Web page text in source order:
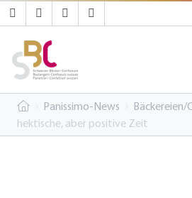
Panissimo-News Bäckereien/
hektische, aber positive Zeit